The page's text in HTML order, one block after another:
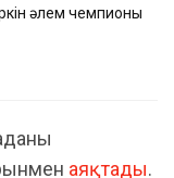
әлем чемпионы
аяқтады.